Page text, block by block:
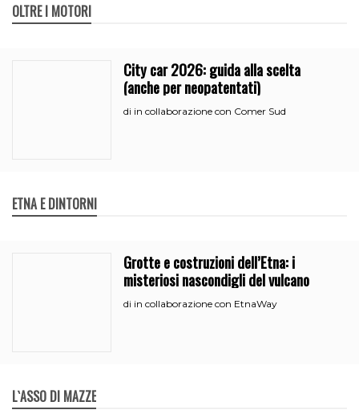
OLTRE I MOTORI
City car 2026: guida alla scelta
(anche per neopatentati)
di in collaborazione con Comer Sud
ETNA E DINTORNI
Grotte e costruzioni dell’Etna: i
misteriosi nascondigli del vulcano
di in collaborazione con EtnaWay
L`ASSO DI MAZZE